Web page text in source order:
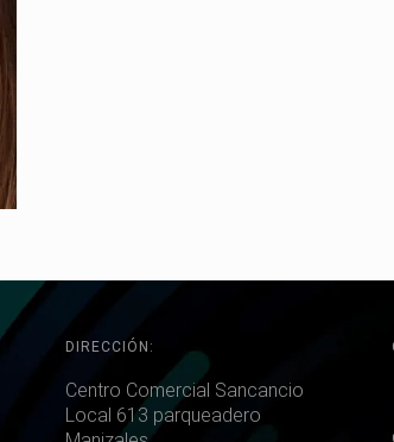
DIRECCIÓN:
Centro Comercial Sancancio
Local 613 parqueadero